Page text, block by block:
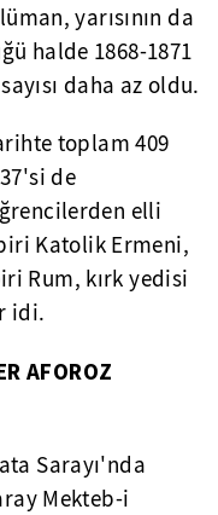
yarısının da
halde 1868-1871
daha az oldu.
toplam 409
de
elli
Katolik Ermeni,
Rum, kırk yedisi
idi.
AFOROZ
Sarayı'nda
Mekteb-i